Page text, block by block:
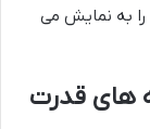
به نمایش می
های قدرت